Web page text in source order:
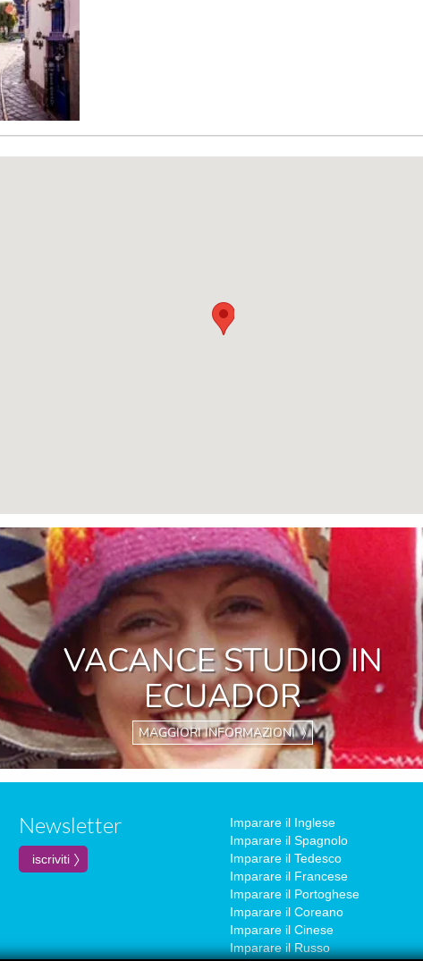
VACANCE STUDIO IN
ECUADOR
MAGGIORI INFORMAZIONI 〉
Newsletter
Imparare il Inglese
Imparare il Spagnolo
Imparare il Tedesco
Imparare il Francese
Imparare il Portoghese
Imparare il Coreano
Imparare il Cinese
Imparare il Russo